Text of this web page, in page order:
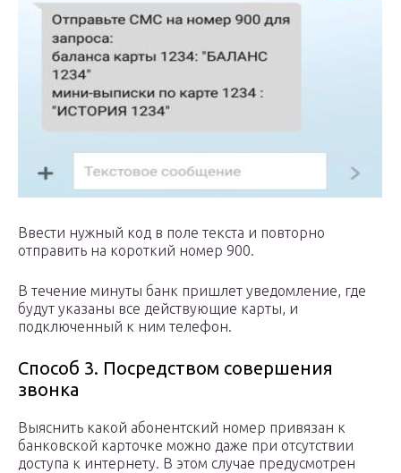
Ввести нужный код в поле текста и повторно
отправить на короткий номер 900.
В течение минуты банк пришлет уведомление, где
будут указаны все действующие карты, и
подключенный к ним телефон.
Способ 3. Посредством совершения
звонка
Выяснить какой абонентский номер привязан к
банковской карточке можно даже при отсутствии
доступа к интернету. В этом случае предусмотрен